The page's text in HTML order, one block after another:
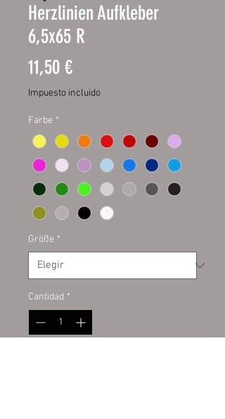
Herzlinien Aufkleber
6,5x65 R
11,50 €Precio
Impuesto incluido
Farbe *
Größe *
Cantidad *